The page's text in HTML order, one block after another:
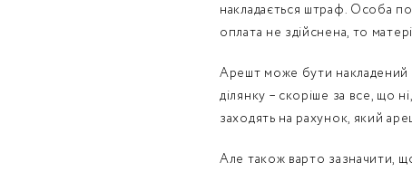
накладається штраф. Особа
оплата не здійснена, то
Арешт може бути накладений
ділянку – скоріше за все, що
заходять на рахунок, який
Але також варто зазначити,